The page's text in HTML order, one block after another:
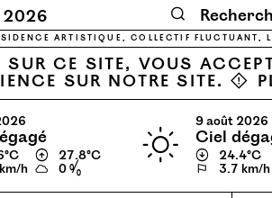
2026 🔍
ARTISTIQUE, COLLECTIF FLUCTUANT,
CE SITE, VOUS
SUR NOTRE SITE. ⚠
↑
27.8℃
h 0 %
9 août 2026
ciel
↓ 24.4℃
⚐
3.7 km/h